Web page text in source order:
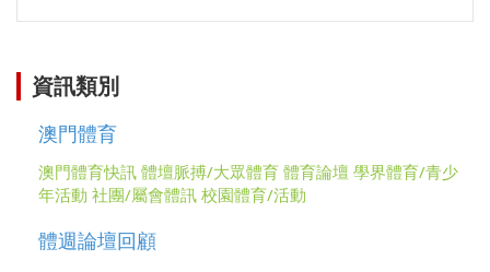
資訊類別
澳門體育
澳門體育快訊 體壇脈搏/大眾體育 體育論壇 學界體育/青少
年活動 社團/屬會體訊 校園體育/活動
體週論壇回顧